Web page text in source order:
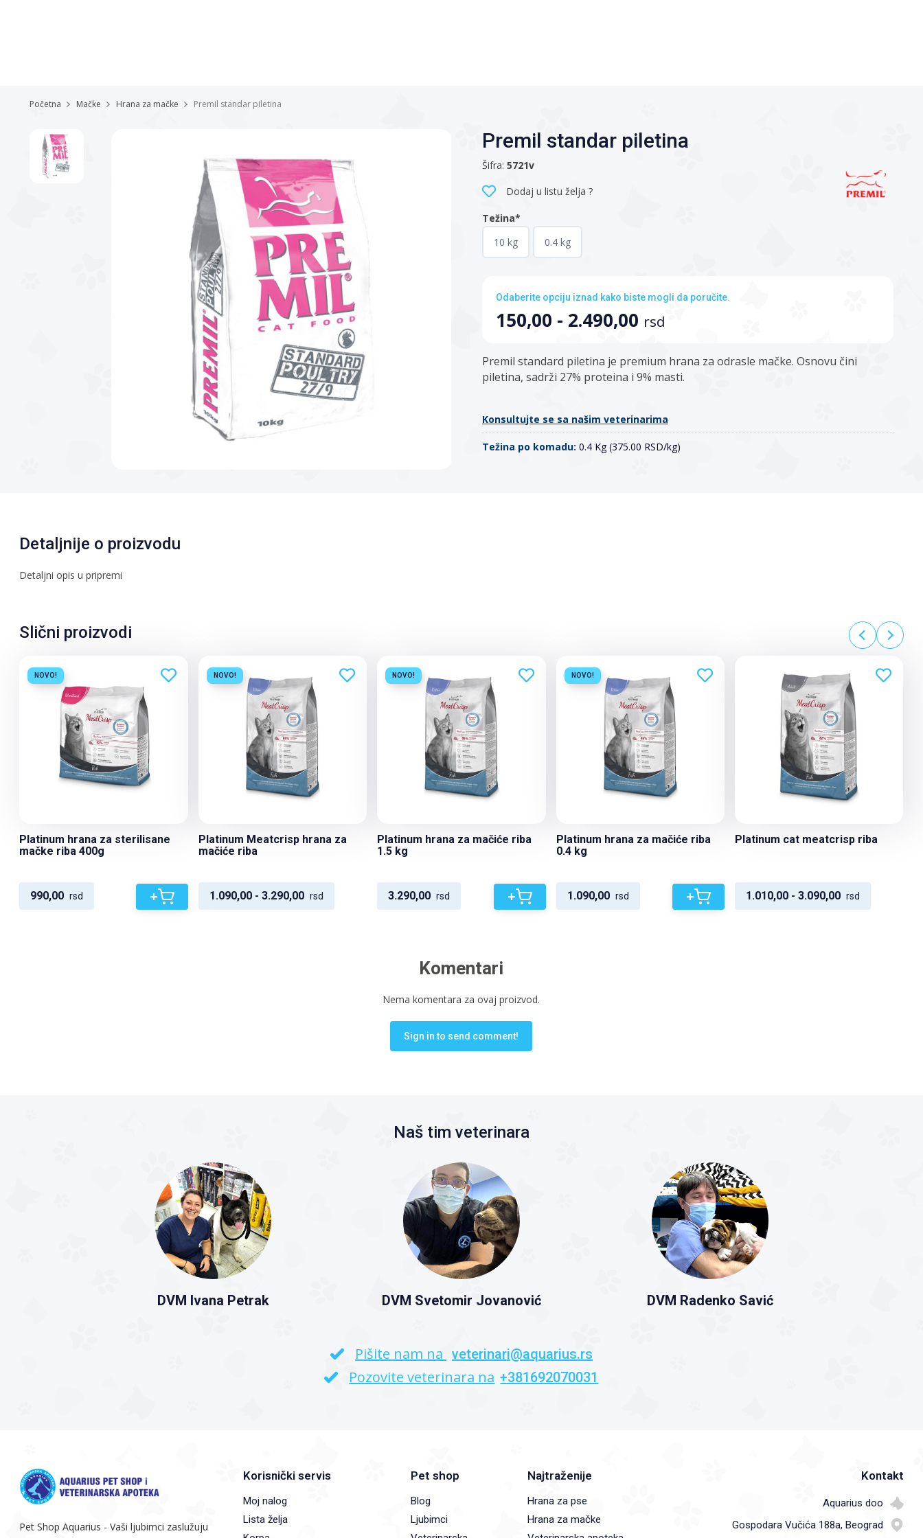
Početna Mačke Hrana za mačke Premil standar piletina
Premil standar piletina
Šifra: 5721v
Dodaj u listu želja ?
Težina*
10 kg
0.4 kg
Odaberite opciju iznad kako biste mogli da poručite.
150,00 - 2.490,00 rsd
Premil standard piletina je premium hrana za odrasle mačke. Osnovu čini
piletina, sadrži 27% proteina i 9% masti.
Konsultujte se sa našim veterinarima
Težina po komadu: 0.4 Kg (375.00 RSD/kg)
Detaljnije o proizvodu
Detaljni opis u pripremi
Slični proizvodi
NOVO!
Platinum hrana za sterilisane
mačke riba 400g
990,00 rsd +
NOVO!
Platinum Meatcrisp hrana za
mačiće riba
1.090,00 - 3.290,00 rsd
NOVO!
Platinum hrana za mačiće riba
1.5 kg
3.290,00 rsd +
NOVO!
Platinum hrana za mačiće riba
0.4 kg
1.090,00 rsd +
Platinum cat meatcrisp riba
1.010,00 - 3.090,00 rsd
Komentari
Nema komentara za ovaj proizvod.
Sign in to send comment!
Naš tim veterinara
DVM Ivana Petrak DVM Svetomir Jovanović DVM Radenko Savić
Pišite nam na veterinari@aquarius.rs
Pozovite veterinara na +381692070031
Pet Shop Aquarius - Vaši ljubimci zaslužuju
Korisnički servis
Moj nalog
Lista želja
Pet shop
Blog
Ljubimci
Najtraženije
Hrana za pse
Hrana za mačke
Kontakt
Aquarius doo
Gospodara Vučića 188a, Beograd